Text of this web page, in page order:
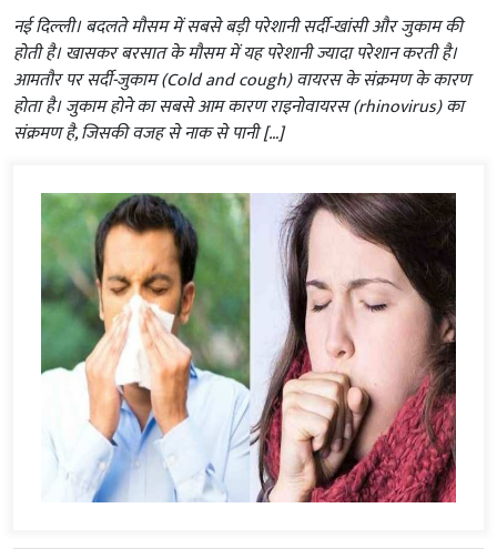
नई दिल्‍ली। बदलते मौसम में सबसे बड़ी परेशानी सर्दी-खांसी और जुकाम की
होती है। खासकर बरसात के मौसम में यह परेशानी ज्यादा परेशान करती है।
आमतौर पर सर्दी-जुकाम (Cold and cough) वायरस के संक्रमण के कारण
होता है। जुकाम होने का सबसे आम कारण राइनोवायरस (rhinovirus) का
संक्रमण है, जिसकी वजह से नाक से पानी […]